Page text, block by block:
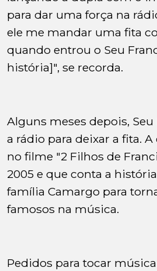
para dar uma força na
ele me mandar uma fita
quando entrou o Seu
história]", se recorda.
Alguns meses depois,
a rádio para deixar a fita. A
no filme "2 Filhos de
2005 e que conta a
família Camargo para
famosos na música.
Pedidos para tocar música